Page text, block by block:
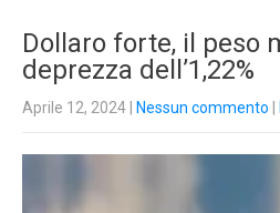
Dollaro forte, il peso
deprezza dell’1,22%
Aprile 12, 2024 Nessun commento